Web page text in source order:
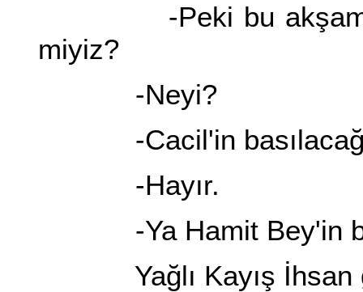
-Peki bu akşam
miyiz?
-Neyi?
-Cacil'in
-Hayır.
-Ya Hamit Bey'in
Yağlı Kayış İhsan